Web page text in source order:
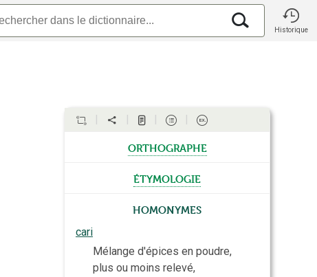
Historique
orthographe
étymologie
Homonymes
cari
Mélange d'épices en poudre,
plus ou moins relevé,